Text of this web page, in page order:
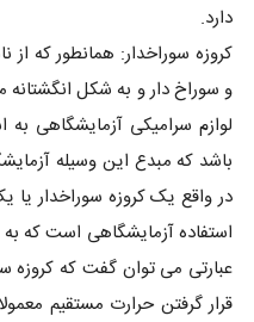
دارد.
کروزه سوراخدار: همانطور که
و سوراخ دار و به شکل انگشتانه
لوازم سرامیکی آزمایشگاهی
در واقع یک کروزه سوراخدار یا
عبارتی می توان گفت که کروزه
قرار گرفتن حرارت مستقیم